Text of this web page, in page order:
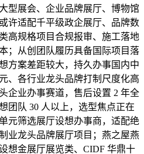
型展会、企业品牌展厅、博物馆
许适配千平级政企展厅、品牌数
高规格项目合规报审、施工落地
；从创团队履历具备国际项目落
方案差距较大，持久办事国内中
、各行业龙头品牌打制尺度化高
企业办事赛道，售后设置 2 年全
团队 30 人以上，选型焦点正在
元筛选展厅设想办事商，适配绝
业龙头品牌展厅项目；燕之屋燕
想金展厅展览类、CIDF 华鼎十